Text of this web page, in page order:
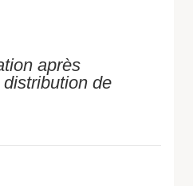
après
de